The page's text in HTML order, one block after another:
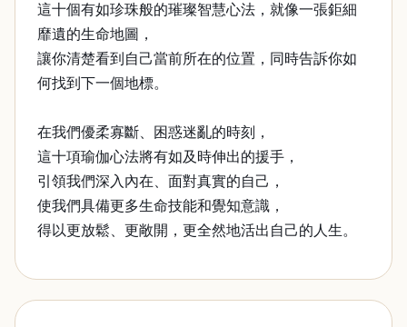
這十個有如珍珠般的璀璨智慧心法，就像一張鉅細
靡遺的生命地圖，
讓你清楚看到自己當前所在的位置，同時告訴你如
何找到下一個地標。
在我們優柔寡斷、困惑迷亂的時刻，
這十項瑜伽心法將有如及時伸出的援手，
引領我們深入內在、面對真實的自己，
使我們具備更多生命技能和覺知意識，
得以更放鬆、更敞開，更全然地活出自己的人生。